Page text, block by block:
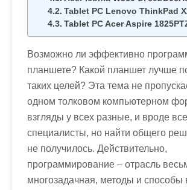
Tablet PC Lenovo ThinkPad
Tablet PC Acer Aspire
Возможно ли эффективно
планшете? Какой планшет лучше
таких целей? Эта тема не
одном толковом компьютерном
взгляды у всех разные, и вроде все
специалисты, но найти общего
не получилось. Действительно,
программирование – отрасль
многозадачная, методы и способы